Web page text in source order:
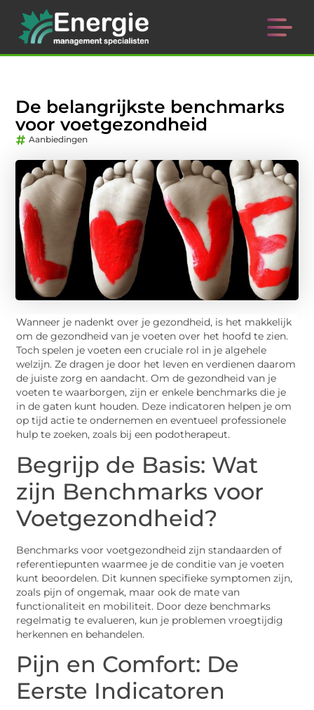
De belangrijkste benchmarks
voor voetgezondheid
Aanbiedingen
Wanneer je nadenkt over je gezondheid, is het makkelijk
om de gezondheid van je voeten over het hoofd te zien.
Toch spelen je voeten een cruciale rol in je algehele
welzijn. Ze dragen je door het leven en verdienen daarom
de juiste zorg en aandacht. Om de gezondheid van je
voeten te waarborgen, zijn er enkele benchmarks die je
in de gaten kunt houden. Deze indicatoren helpen je om
op tijd actie te ondernemen en eventueel professionele
hulp te zoeken, zoals bij een podotherapeut.
Begrijp de Basis: Wat
zijn Benchmarks voor
Voetgezondheid?
Benchmarks voor voetgezondheid zijn standaarden of
referentiepunten waarmee je de conditie van je voeten
kunt beoordelen. Dit kunnen specifieke symptomen zijn,
zoals pijn of ongemak, maar ook de mate van
functionaliteit en mobiliteit. Door deze benchmarks
regelmatig te evalueren, kun je problemen vroegtijdig
herkennen en behandelen.
Pijn en Comfort: De
Eerste Indicatoren